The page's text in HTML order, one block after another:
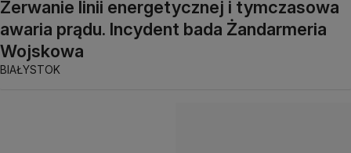
Zerwanie linii energetycznej i tymczasowa
awaria prądu. Incydent bada Żandarmeria
Wojskowa
BIAŁYSTOK